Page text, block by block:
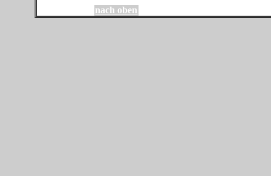
nach oben